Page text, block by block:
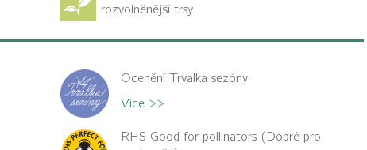
rozvolněnější trsy
Ocenění Trvalka sezóny
Více >>
RHS Good for pollinators (Dobré pro